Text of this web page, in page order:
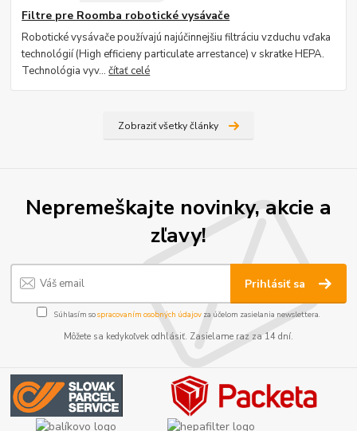
Filtre pre Roomba robotické vysávače
Robotické vysávače používajú najúčinnejšiu filtráciu vzduchu vďaka
technológií (High efficieny particulate arrestance) v skratke HEPA.
Technológia vyv...čítať celé
Zobraziť všetky články
Nepremeškajte novinky, akcie a
zľavy!
Prihlásiť sa
Súhlasím sospracovaním osobných údajov za účelom zasielania newslettera.
Môžete sa kedykoľvek odhlásiť. Zasielame raz za 14 dní.